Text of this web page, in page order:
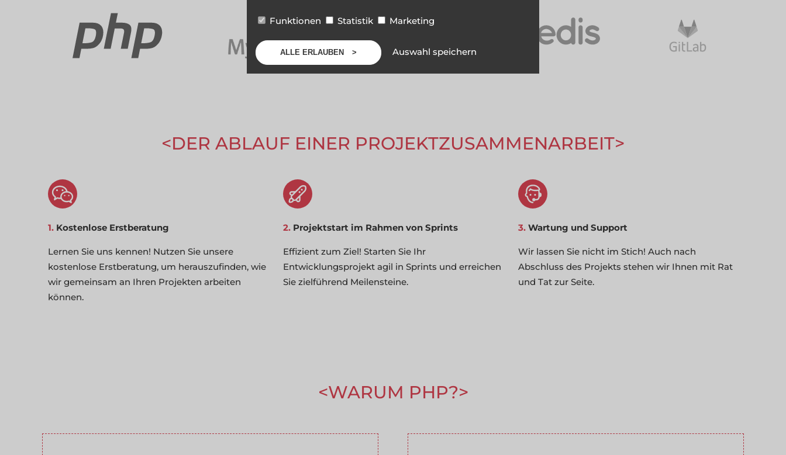
DER ABLAUF EINER PROJEKT­ZUSAMMENARBEIT
1. Kostenlose Erstberatung
Lernen Sie uns kennen! Nutzen Sie unsere
kostenlose Erstberatung, um herauszufinden, wie
wir gemeinsam an Ihren Projekten arbeiten
können.
2. Projektstart im Rahmen von Sprints
Effizient zum Ziel! Starten Sie Ihr
Entwicklungsprojekt agil in Sprints und erreichen
Sie zielführend Meilensteine.
3. Wartung und Support
Wir lassen Sie nicht im Stich! Auch nach
Abschluss des Projekts stehen wir Ihnen mit Rat
und Tat zur Seite.
WARUM PHP?
Funktionen Statistik Marketing
ALLE ERLAUBEN Auswahl speichern